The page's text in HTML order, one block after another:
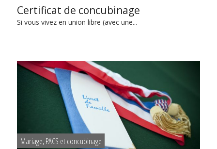
Certificat de concubinage
Si vous vivez en union libre (avec une...
Mariage, PACS et concubinage